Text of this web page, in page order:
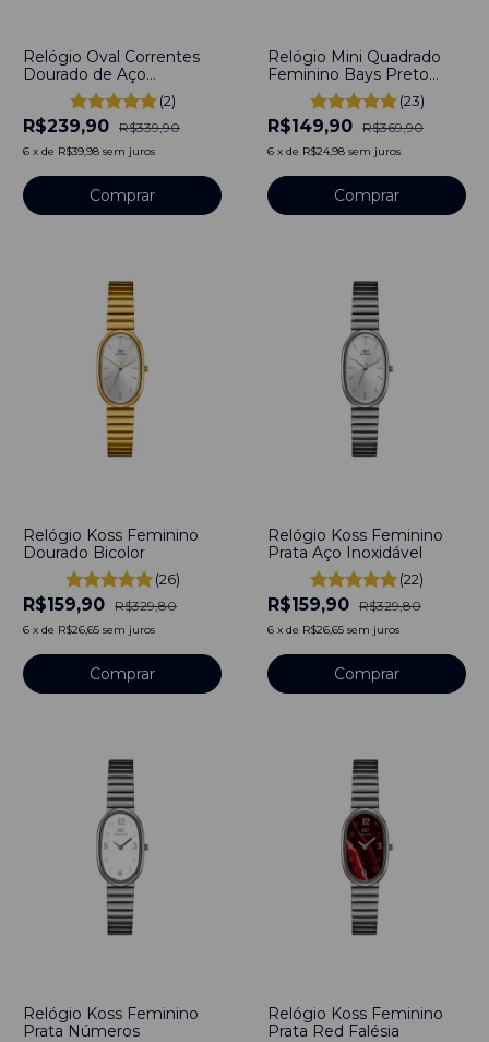
Relógio Oval Correntes
Dourado de Aço
Inoxidável
(2)
R$239,90 R$339,90
6 x de R$39,98 sem juros
Comprar
Relógio Mini Quadrado
Feminino Bays Preto
30mm - Aço Inoxidável
(23)
R$149,90 R$369,90
6 x de R$24,98 sem juros
Comprar
Relógio Koss Feminino
Dourado Bicolor
(26)
R$159,90 R$329,80
6 x de R$26,65 sem juros
Relógio Koss Feminino
Prata Aço Inoxidável
(22)
R$159,90 R$329,80
6 x de R$26,65 sem juros
Relógio Koss Feminino
Prata Números
Relógio Koss Feminino
Prata Red Falésia